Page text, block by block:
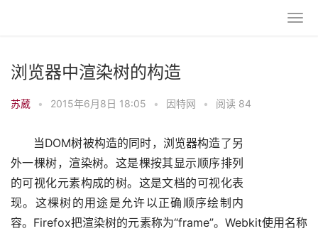
浏览器中渲染树的构造
苏葳 • 2015年6月8日 18:05 • 因特网 • 阅读 84
当DOM树被构造的同时，浏览器构造了另
外一棵树，渲染树。这是棵按其显示顺序排列
的可视化元素构成的树。这是文档的可视化表
现。这棵树的用途是允许以正确顺序绘制内
容。Firefox把渲染树的元素称为“frame”。Webkit使用名称